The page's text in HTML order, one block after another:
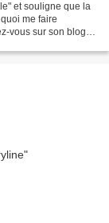
et souligne que la
me faire
vous sur son blog.